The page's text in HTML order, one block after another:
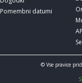
Pomembni datumi
© Vse pravice